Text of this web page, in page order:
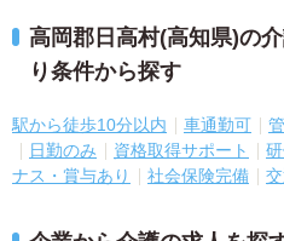
高岡郡日高村(高知県)の
り条件から探す
駅から徒歩10分以内 車通勤可
日勤のみ
資格取得サポート
ナス・賞与あり
社会保険完備